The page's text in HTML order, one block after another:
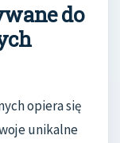
do
opiera się
unikalne